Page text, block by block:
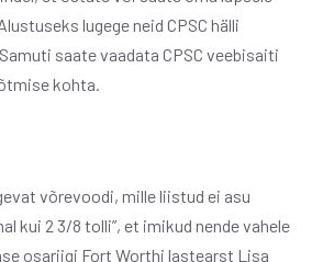
lugege neid CPSC hälli
saate vaadata CPSC veebisaiti
kohta.
võrevoodi, mille liistud ei asu
kui 2 3/8 tolli”, et imikud nende vahele
osariigi Fort Worthi lastearst Lisa